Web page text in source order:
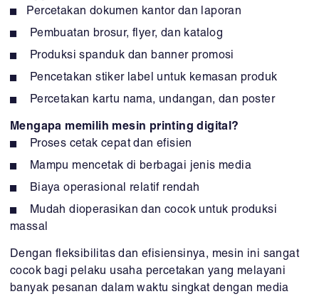
Percetakan dokumen kantor dan laporan
Pembuatan brosur, flyer, dan katalog
Produksi spanduk dan banner promosi
Pencetakan stiker label untuk kemasan produk
Percetakan kartu nama, undangan, dan poster
Mengapa memilih mesin printing digital?
Proses cetak cepat dan efisien
Mampu mencetak di berbagai jenis media
Biaya operasional relatif rendah
Mudah dioperasikan dan cocok untuk produksi
massal
Dengan fleksibilitas dan efisiensinya, mesin ini sangat
cocok bagi pelaku usaha percetakan yang melayani
banyak pesanan dalam waktu singkat dengan media